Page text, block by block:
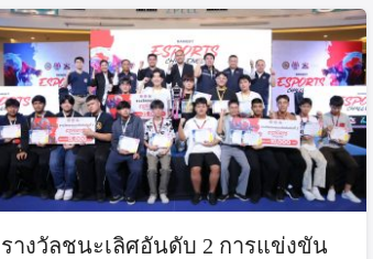
รางวัลชนะเลิศอันดับ 2 การแข่งขัน